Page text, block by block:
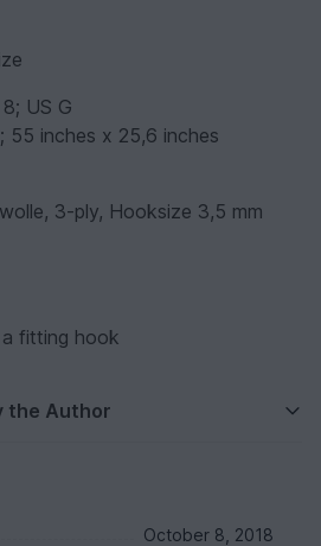
US G
55 inches x 25,6 inches
3-ply, Hooksize 3,5 mm
fitting hook
the Author
October 8, 2018